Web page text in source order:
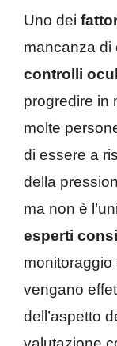
Uno dei
mancanza di
controlli
progredire in
molte
di essere a
della
ma non è
esperti
vengano
dell’aspetto